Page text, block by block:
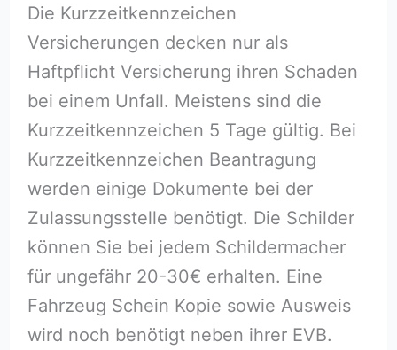
Die Kurzzeitkennzeichen
Versicherungen decken nur als
Haftpflicht Versicherung ihren Schaden
bei einem Unfall. Meistens sind die
Kurzzeitkennzeichen 5 Tage gültig. Bei
Kurzzeitkennzeichen Beantragung
werden einige Dokumente bei der
Zulassungsstelle benötigt. Die Schilder
können Sie bei jedem Schildermacher
für ungefähr 20-30€ erhalten. Eine
Fahrzeug Schein Kopie sowie Ausweis
wird noch benötigt neben ihrer EVB.